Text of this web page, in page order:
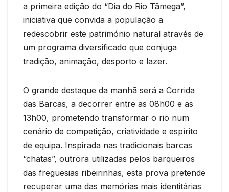
a primeira edição do “Dia do Rio Tâmega”,
iniciativa que convida a população a
redescobrir este património natural através de
um programa diversificado que conjuga
tradição, animação, desporto e lazer.
O grande destaque da manhã será a Corrida
das Barcas, a decorrer entre as 08h00 e as
13h00, prometendo transformar o rio num
cenário de competição, criatividade e espírito
de equipa. Inspirada nas tradicionais barcas
“chatas”, outrora utilizadas pelos barqueiros
das freguesias ribeirinhas, esta prova pretende
recuperar uma das memórias mais identitárias